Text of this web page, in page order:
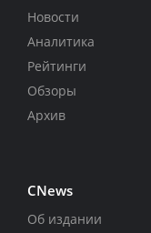
Новости
Аналитика
Рейтинги
Обзоры
Архив
CNews
Об издании